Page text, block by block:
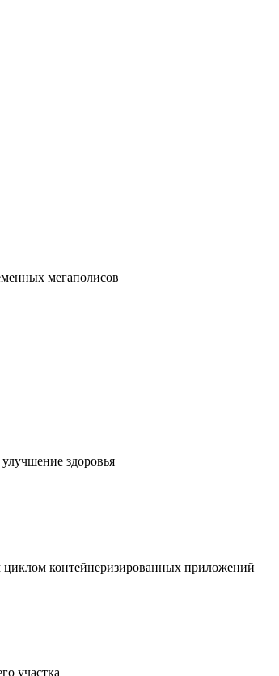
мегаполисов
здоровья
контейнеризированных приложений
участка